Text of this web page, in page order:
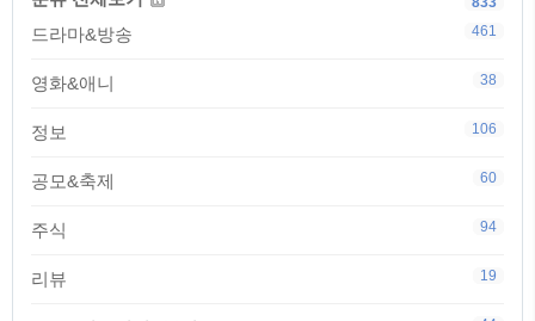
드라마&방송 461
영화&애니 38
정보 106
공모&축제 60
주식 94
리뷰 19